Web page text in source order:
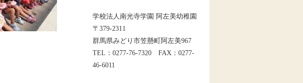
学校法人南光寺学園 阿左美幼稚園
〒379-2311
群馬県みどり市笠懸町阿左美967
TEL：0277-76-7320 FAX：0277-
46-6011